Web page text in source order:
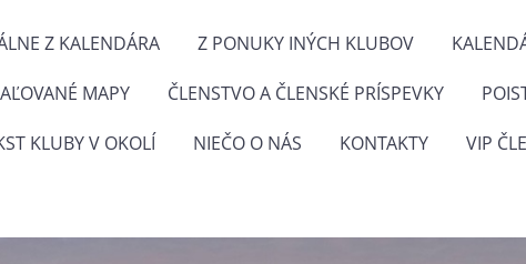
Z KALENDÁRA Z PONUKY INÝCH KLUBOV
MAPY ČLENSTVO A ČLENSKÉ PRÍSPEVKY
KLUBY V OKOLÍ NIEČO O NÁS KONTAKTY VIP